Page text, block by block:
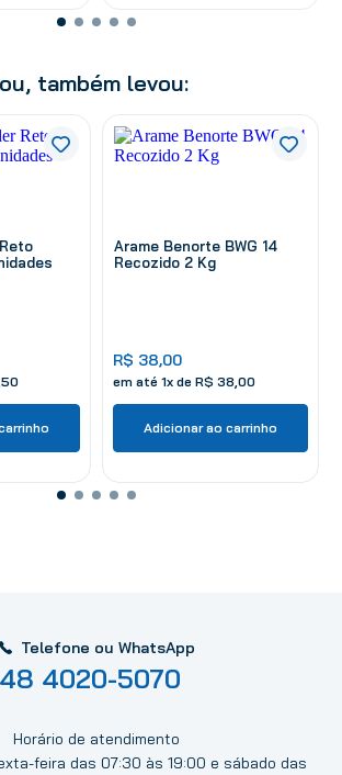
também levou:
50
Arame Benorte BWG 14
Recozido 2 Kg
R$ 38,00
em até 1x de R$ 38 00
Adicionar ao carrinho
Telefone ou WhatsApp
48 4020-5070
Horário de atendimento
feira das 07:30 às 19:00 e sábado das